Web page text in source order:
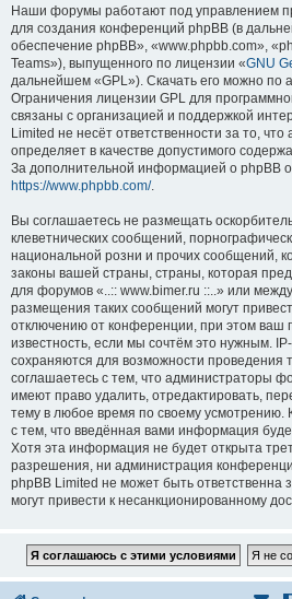
Наши форумы работают под управлением
для создания конференций phpBB (в
обеспечение phpBB», «www.phpbb.com»,
Teams»), выпущенного по лицензии «GNU
дальнейшем «GPL»). Скачать его можно по
Ограничения лицензии GPL для
связаны с организацией и поддержкой
Limited не несёт ответственности за то,
определяет в качестве допустимого
За дополнительной информацией о phpBB
https://www.phpbb.com/.
Вы соглашаетесь не размещать
клеветнических сообщений,
национальной розни и прочих сообщений,
законы вашей страны, страны, которая
для форумов «..:: www.bimer.ru ::..» или
размещения таких сообщений могут
отключению от конференции, при этом ваш
известность, если мы сочтём это нужным.
сохраняются для возможности проведения
соглашаетесь с тем, что администраторы
имеют право удалить, отредактировать,
тему в любое время по своему усмотрению.
с тем, что введённая вами информация
Хотя эта информация не будет открыта
разрешения, ни администрация
phpBB Limited не может быть ответственна
могут привести к несанкционированному